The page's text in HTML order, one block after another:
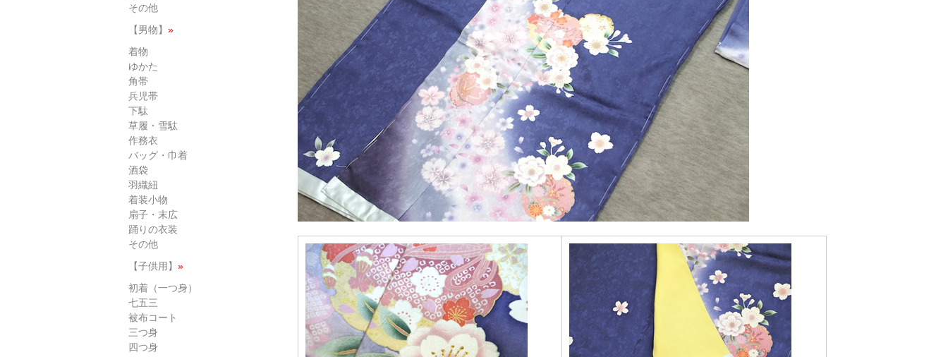
その他
【男物】 »
着物
ゆかた
角帯
兵児帯
下駄
草履・雪駄
作務衣
バッグ・巾着
酒袋
羽織紐
着装小物
扇子・末広
踊りの衣装
その他
【子供用】 »
初着（一つ身）
七五三
被布コート
三つ身
四つ身